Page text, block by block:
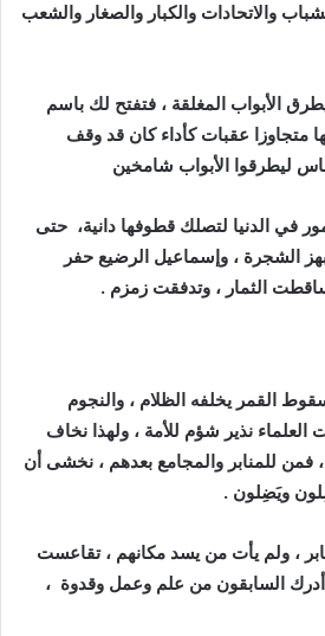
والاتحادات والكبار والصغار والشعب
الأبواب المغلقة ، فتفتح لك باسم
متجاوزا عقبات كأداء كان قد وقف
ليطرقوا الأبواب شامخين
في الدنيا لتصلك قطوفها دانية، حتى
الشجرة ، وإسماعيل الرضيع حفر
الثمار ، وتدفقت زمزم .
القمر يخلفه الظلام ، والنجوم
نذير شؤم للأمة ، ولهذا نخاف
فمن للمنابر والمجامع بعدهم ، نخشى أن
ويَضِلون .
، ولم يأت من يسد مكانهم ، تقاعست
أدرك السابقون من علم وعمل وقدوة ،